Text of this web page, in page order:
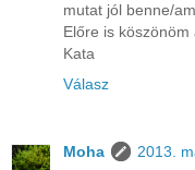
mutat jól benne/
Előre is köszönöm
Kata
Válasz
Moha
2013.